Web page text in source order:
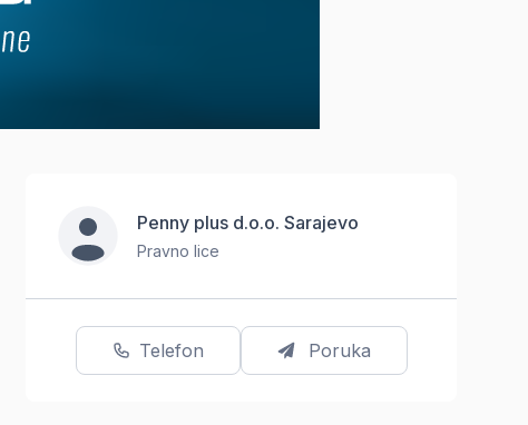
Penny plus d.o.o. Sarajevo
Pravno lice
Telefon Poruka